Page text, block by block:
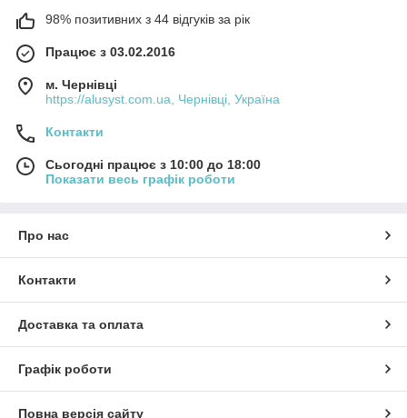
98% позитивних з 44 відгуків за рік
Працює з 03.02.2016
м. Чернівці
https://alusyst.com.ua, Чернівці, Україна
Контакти
Сьогодні працює з 10:00 до 18:00
Показати весь графік роботи
Про нас
Контакти
Доставка та оплата
Графік роботи
Повна версія сайту